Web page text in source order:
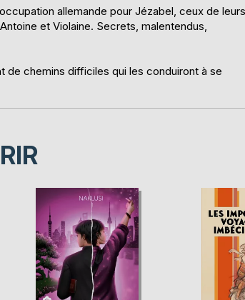
allemande pour Jézabel, ceux de leurs
et Violaine. Secrets, malentendus,
de chemins difficiles qui les conduiront à se